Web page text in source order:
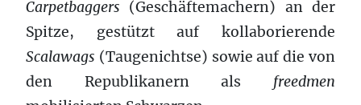
Carpetbaggers (Geschäftemachern) an der
Spitze, gestützt auf kollaborierende
Scalawags (Taugenichtse) sowie auf die von
den Republikanern als freedmen